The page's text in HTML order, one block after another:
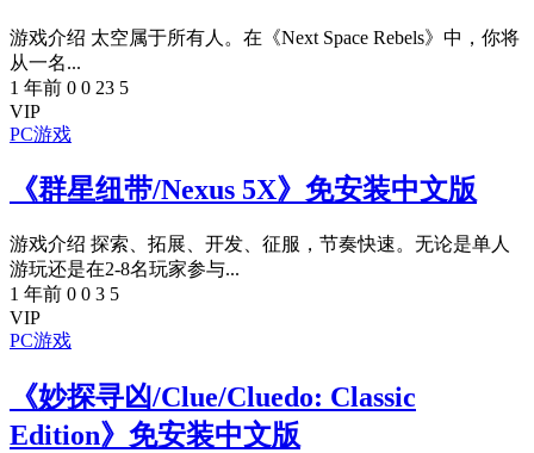
游戏介绍 太空属于所有人。在《Next Space Rebels》中，你将
从一名...
1 年前 0 0 23 5
VIP
PC游戏
《群星纽带/Nexus 5X》免安装中文版
游戏介绍 探索、拓展、开发、征服，节奏快速。无论是单人
游玩还是在2-8名玩家参与...
1 年前 0 0 3 5
VIP
PC游戏
《妙探寻凶/Clue/Cluedo: Classic
Edition》免安装中文版